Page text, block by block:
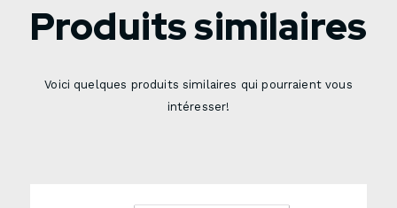
Produits similaires
Voici quelques produits similaires qui pourraient vous
intéresser!